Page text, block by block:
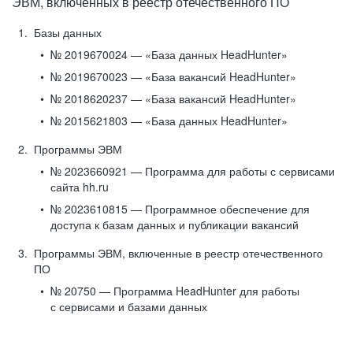
Базы данных
№ 2019670024 — «База данных HeadHunter»
№ 2019670023 — «База вакансий HeadHunter»
№ 2018620237 — «База вакансий HeadHunter»
№ 2015621803 — «База данных HeadHunter»
Программы ЭВМ
№ 2023660921 — Программа для работы с сервисами
сайта hh.ru
№ 2023610815 — Программное обеспечение для
доступа к базам данных и публикации вакансий
Программы ЭВМ, включенные в реестр отечественного
ПО
№ 20750 — Программа HeadHunter для работы
с сервисами и базами данных